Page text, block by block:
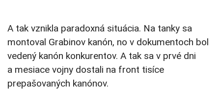
A tak vznikla paradoxná situácia. Na tanky sa
montoval Grabinov kanón, no v dokumentoch bol
vedený kanón konkurentov. A tak sa v prvé dni
a mesiace vojny dostali na front tisíce
prepašovaných kanónov.